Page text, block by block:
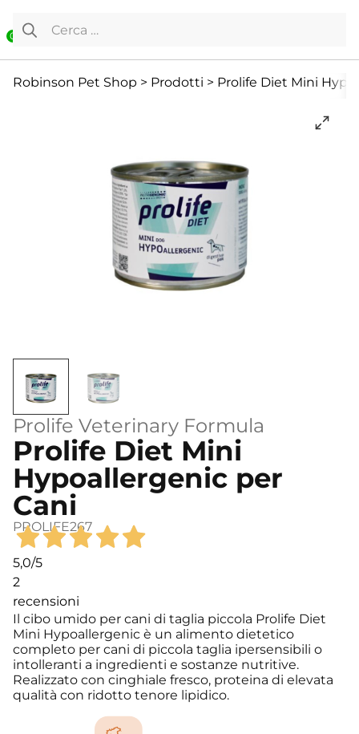
0
Ricerca per:
Robinson Pet Shop > Prodotti > Prolife Diet Mini
Prolife Veterinary Formula
Prolife Diet Mini
Hypoallergenic per
Cani
PROLIFE267
5,0/5
2
recensioni
Il cibo umido per cani di taglia piccola Prolife Diet
Mini Hypoallergenic è un alimento dietetico
completo per cani di piccola taglia ipersensibili o
intolleranti a ingredienti e sostanze nutritive.
Realizzato con cinghiale fresco, proteina di elevata
qualità con ridotto tenore lipidico.